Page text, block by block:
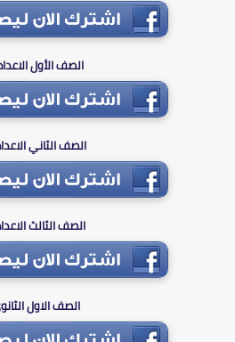
الصف الأول الاعدادي
الصف الثاني الاعدادي
الصف الثالث الاعدادي
الصف الاول الثانوي